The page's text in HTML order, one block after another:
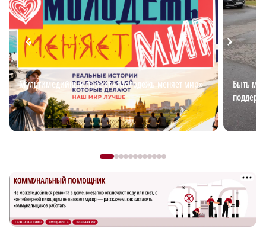
Мультимедийный проект «Молодежь меняет мир»
Быть